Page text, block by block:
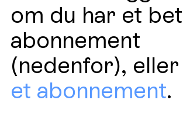
om du har et
abonnement
(nedenfor), eller
et abonnement.